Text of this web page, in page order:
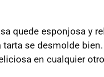
quede esponjosa y
se desmolde bien.
en cualquier